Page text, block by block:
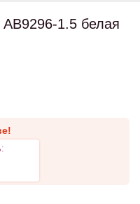
1.5 белая